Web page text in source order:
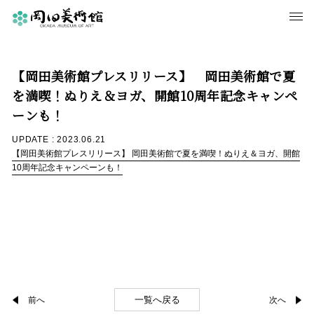
【岡田美術館プレスリリース】 岡田美術館で夏
を満喫！ぬりえ＆ヨガ、開館10周年記念キャンペ
ーンも！
UPDATE : 2023.06.21
【岡田美術館プレスリリース】 岡田美術館で夏を満喫！ぬりえ＆ヨガ、開館
10周年記念キャンペーンも！
前へ 一覧へ戻る 次へ